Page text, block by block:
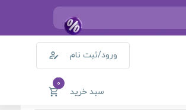
ورود/ثبت نام
سبد خرید
0